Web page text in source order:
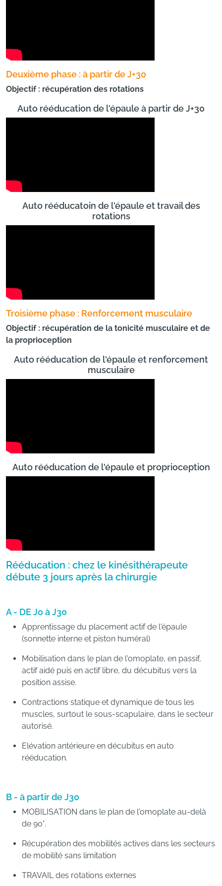
Deuxième phase : à partir de J+30
Objectif : récupération des rotations
Auto rééducation de l'épaule à partir de J+30
Auto rééducatoin de l'épaule et travail des
rotations
Troisième phase : Renforcement musculaire
Objectif : récupération de la tonicité musculaire et de
la proprioception
Auto rééducation de l'épaule et renforcement
musculaire
Auto rééducation de l'épaule et proprioception
Rééducation : chez le kinésithérapeute
débute 3 jours après la chirurgie
A - DE J0 à J30
Apprentissage du placement actif de l'épaule
(sonnette interne et piston huméral)
Mobilisation dans le plan de l'omoplate, en passif,
actif aidé puis en actif libre, du décubitus vers la
position assise.
Contractions statique et dynamique de tous les
muscles, surtout le sous-scapulaire, dans le secteur
autorisé.
Elévation antérieure en décubitus en auto
rééducation.
B - à partir de J30
MOBILISATION dans le plan de l'omoplate au-delà
de 90°.
Récupération des mobilités actives dans les secteurs
de mobilité sans limitation
TRAVAIL des rotations externes